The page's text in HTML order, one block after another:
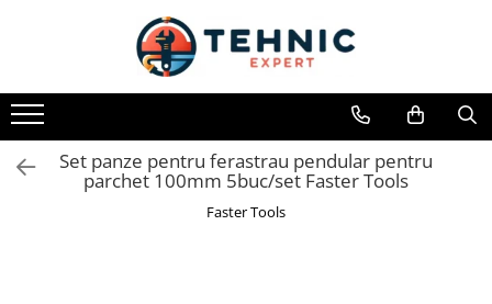
Toate Produsele
Accesorii pentru scule electrice
Accesorii pentru sculele pe aer
Alte accesorii pentru scule
Set panze pentru ferastrau pendular pentru
parchet 100mm 5buc/set Faster Tools
Faster Tools